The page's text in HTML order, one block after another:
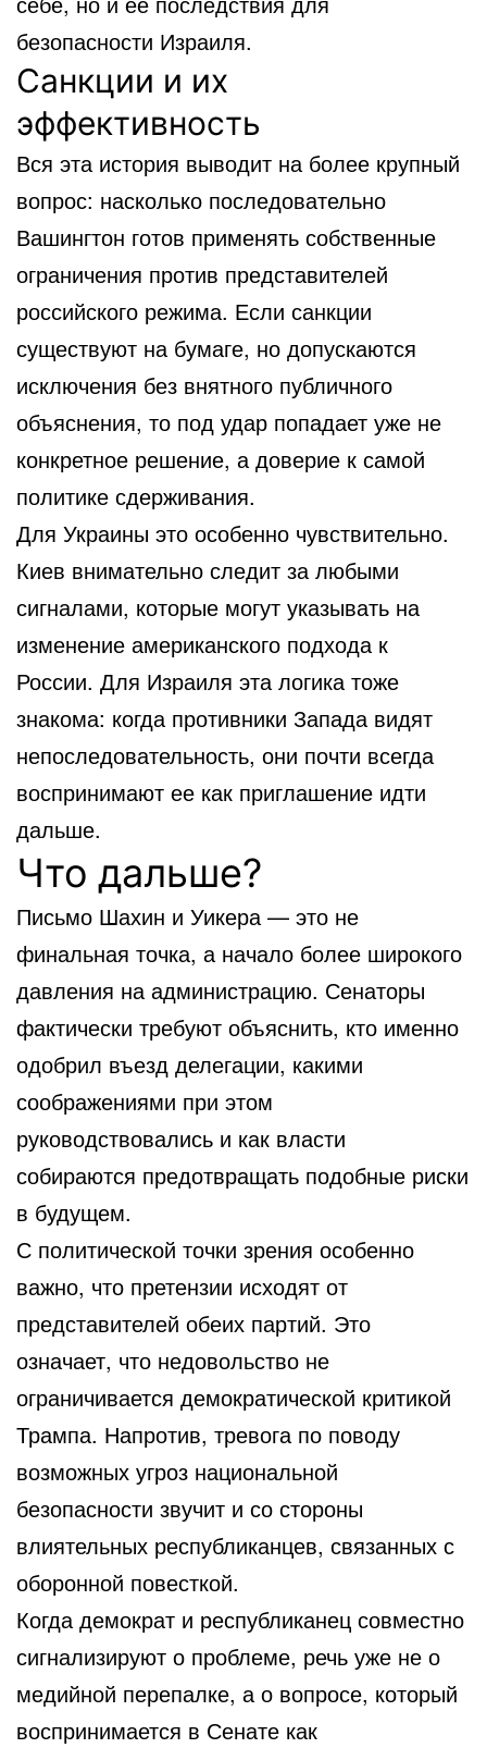
безопасности Израиля.
Санкции и их
эффективность
Вся эта история выводит на более крупный
вопрос: насколько последовательно
Вашингтон готов применять собственные
ограничения против представителей
российского режима. Если санкции
существуют на бумаге, но допускаются
исключения без внятного публичного
объяснения, то под удар попадает уже не
конкретное решение, а доверие к самой
политике сдерживания.
Для Украины это особенно чувствительно.
Киев внимательно следит за любыми
сигналами, которые могут указывать на
изменение американского подхода к
России. Для Израиля эта логика тоже
знакома: когда противники Запада видят
непоследовательность, они почти всегда
воспринимают ее как приглашение идти
дальше.
Что дальше?
Письмо Шахин и Уикера — это не
финальная точка, а начало более широкого
давления на администрацию. Сенаторы
фактически требуют объяснить, кто именно
одобрил въезд делегации, какими
соображениями при этом
руководствовались и как власти
собираются предотвращать подобные риски
в будущем.
С политической точки зрения особенно
важно, что претензии исходят от
представителей обеих партий. Это
означает, что недовольство не
ограничивается демократической критикой
Трампа. Напротив, тревога по поводу
возможных угроз национальной
безопасности звучит и со стороны
влиятельных республиканцев, связанных с
оборонной повесткой.
Когда демократ и республиканец совместно
сигнализируют о проблеме, речь уже не о
медийной перепалке, а о вопросе, который
воспринимается в Сенате как